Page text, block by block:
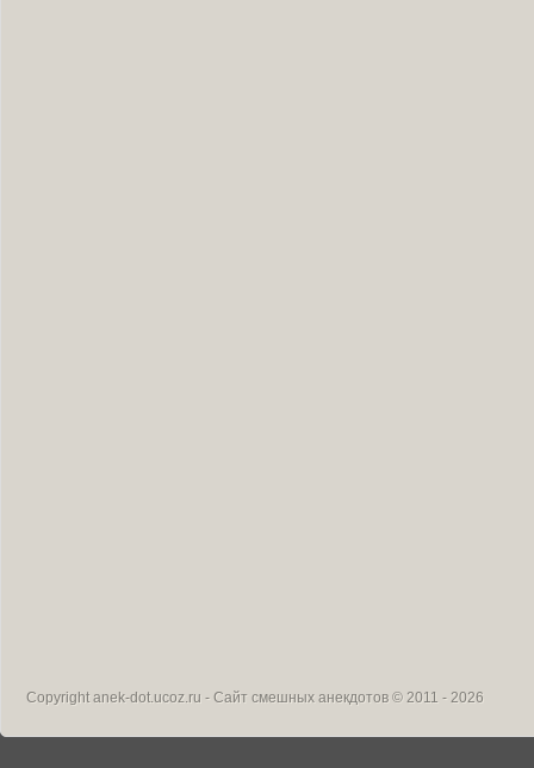
Copyrightanek-dot.ucoz.ru - Сайт смешных анекдотов © 2011 - 2026